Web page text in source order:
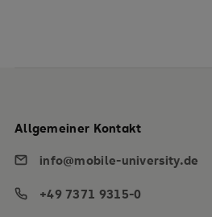
Allgemeiner Kontakt
info@mobile-university.de
+49 7371 9315-0